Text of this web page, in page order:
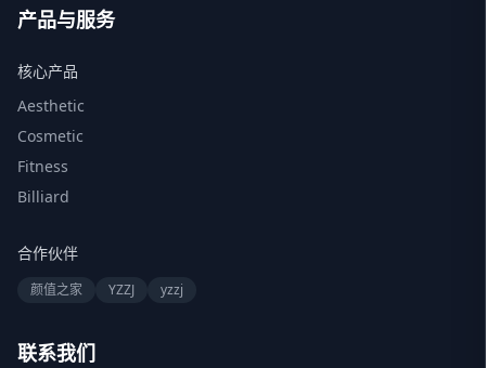
产品与服务
核心产品
Aesthetic
Cosmetic
Fitness
Billiard
合作伙伴
颜值之家 YZZJ yzzj
联系我们